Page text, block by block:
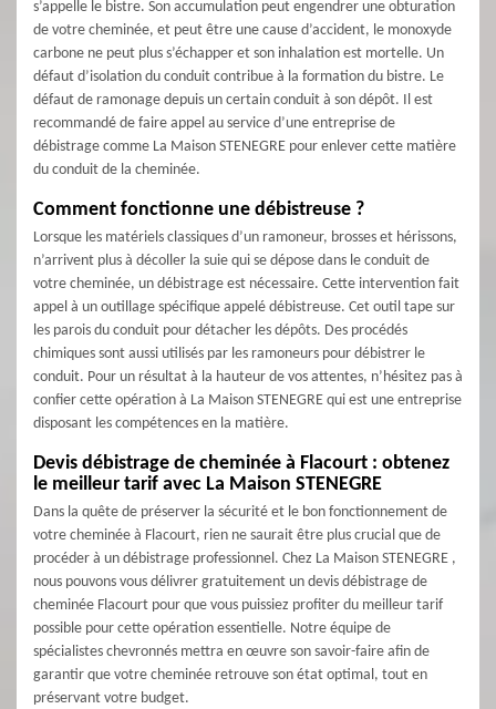
s’appelle le bistre. Son accumulation peut engendrer une obturation
de votre cheminée, et peut être une cause d’accident, le monoxyde
carbone ne peut plus s’échapper et son inhalation est mortelle. Un
défaut d’isolation du conduit contribue à la formation du bistre. Le
défaut de ramonage depuis un certain conduit à son dépôt. Il est
recommandé de faire appel au service d’une entreprise de
débistrage comme La Maison STENEGRE pour enlever cette matière
du conduit de la cheminée.
Comment fonctionne une débistreuse ?
Lorsque les matériels classiques d’un ramoneur, brosses et hérissons,
n’arrivent plus à décoller la suie qui se dépose dans le conduit de
votre cheminée, un débistrage est nécessaire. Cette intervention fait
appel à un outillage spécifique appelé débistreuse. Cet outil tape sur
les parois du conduit pour détacher les dépôts. Des procédés
chimiques sont aussi utilisés par les ramoneurs pour débistrer le
conduit. Pour un résultat à la hauteur de vos attentes, n’hésitez pas à
confier cette opération à La Maison STENEGRE qui est une entreprise
disposant les compétences en la matière.
Devis débistrage de cheminée à Flacourt : obtenez
le meilleur tarif avec La Maison STENEGRE
Dans la quête de préserver la sécurité et le bon fonctionnement de
votre cheminée à Flacourt, rien ne saurait être plus crucial que de
procéder à un débistrage professionnel. Chez La Maison STENEGRE ,
nous pouvons vous délivrer gratuitement un devis débistrage de
cheminée Flacourt pour que vous puissiez profiter du meilleur tarif
possible pour cette opération essentielle. Notre équipe de
spécialistes chevronnés mettra en œuvre son savoir-faire afin de
garantir que votre cheminée retrouve son état optimal, tout en
préservant votre budget.